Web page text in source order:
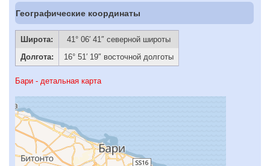
Географические координаты
Широта:
41° 06′ 41″ северной широты
Долгота:
16° 51′ 19″ восточной долготы
Бари - детальная карта